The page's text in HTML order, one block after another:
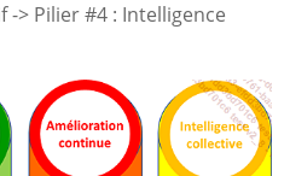
-> Pilier #4 : Intelligence